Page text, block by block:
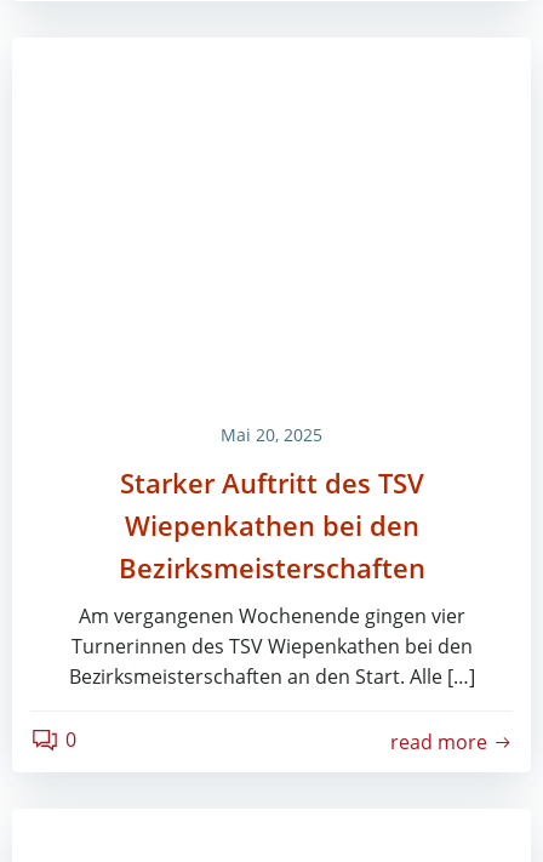
Mai 20, 2025
Starker Auftritt des TSV
Wiepenkathen bei den
Bezirksmeisterschaften
Am vergangenen Wochenende gingen vier
Turnerinnen des TSV Wiepenkathen bei den
Bezirksmeisterschaften an den Start. Alle […]
0 read more